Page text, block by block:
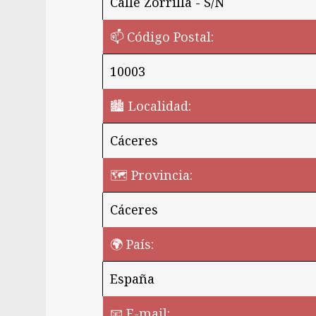
📫 Código Postal:
10003
🏙️ Localidad:
Cáceres
🗺 Provincia:
Cáceres
🌍 País:
España
¿Quieres